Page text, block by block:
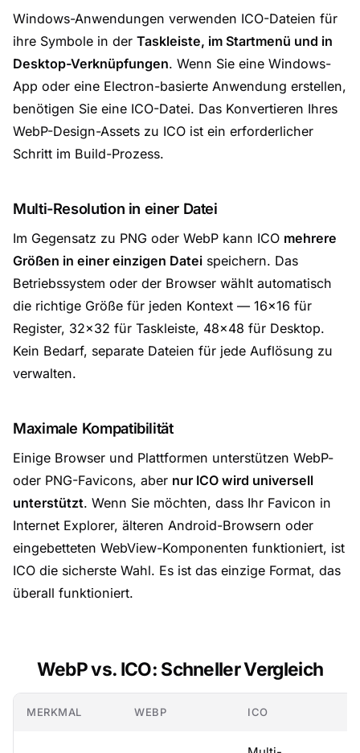
Windows-Anwendungen verwenden ICO-Dateien für
ihre Symbole in der Taskleiste, im Startmenü und in
Desktop-Verknüpfungen. Wenn Sie eine Windows-
App oder eine Electron-basierte Anwendung erstellen,
benötigen Sie eine ICO-Datei. Das Konvertieren Ihres
WebP-Design-Assets zu ICO ist ein erforderlicher
Schritt im Build-Prozess.
Multi-Resolution in einer Datei
Im Gegensatz zu PNG oder WebP kann ICO mehrere
Größen in einer einzigen Datei speichern. Das
Betriebssystem oder der Browser wählt automatisch
die richtige Größe für jeden Kontext — 16×16 für
Register, 32×32 für Taskleiste, 48×48 für Desktop.
Kein Bedarf, separate Dateien für jede Auflösung zu
verwalten.
Maximale Kompatibilität
Einige Browser und Plattformen unterstützen WebP-
oder PNG-Favicons, aber nur ICO wird universell
unterstützt. Wenn Sie möchten, dass Ihr Favicon in
Internet Explorer, älteren Android-Browsern oder
eingebetteten WebView-Komponenten funktioniert, ist
ICO die sicherste Wahl. Es ist das einzige Format, das
überall funktioniert.
WebP vs. ICO: Schneller Vergleich
MERKMAL WEBP ICO